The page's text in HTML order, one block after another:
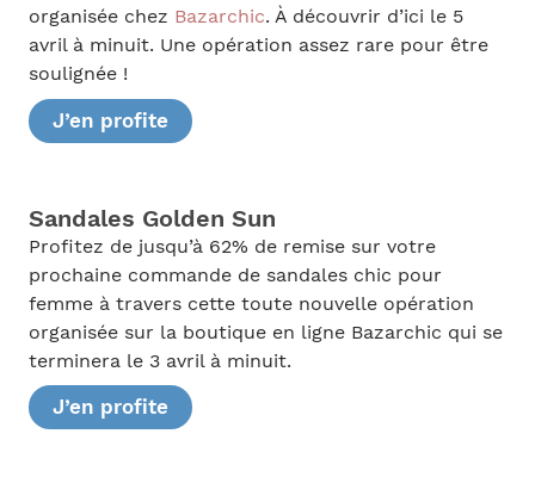
organisée chez Bazarchic. À découvrir d’ici le 5
avril à minuit. Une opération assez rare pour être
soulignée !
J’en profite
Sandales Golden Sun
Profitez de jusqu’à 62% de remise sur votre
prochaine commande de sandales chic pour
femme à travers cette toute nouvelle opération
organisée sur la boutique en ligne Bazarchic qui se
terminera le 3 avril à minuit.
J’en profite